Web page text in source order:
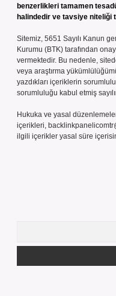
benzerlikleri tamamen
halindedir ve tavsiye niteliği
Sitemiz, 5651 Sayılı Kanun
Kurumu (BTK) tarafından
vermektedir. Bu nedenle,
veya araştırma
yazdıkları içeriklerin
sorumluluğu kabul etmiş
Hukuka ve yasal
içerikleri,
ilgili içerikler yasal süre